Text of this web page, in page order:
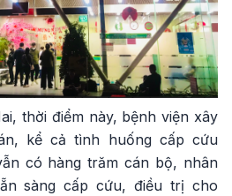
thời điểm này, bệnh viện xây
kể cả tình huống cấp cứu
có hàng trăm cán bộ, nhân
sàng cấp cứu, điều trị cho